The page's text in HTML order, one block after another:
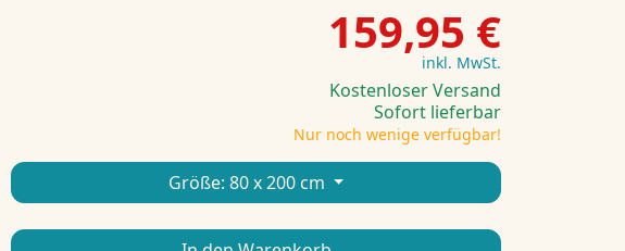
159,95 €
inkl. MwSt.
Kostenloser Versand
Sofort lieferbar
Nur noch wenige verfügbar!
Größe: 80 x 200 cm